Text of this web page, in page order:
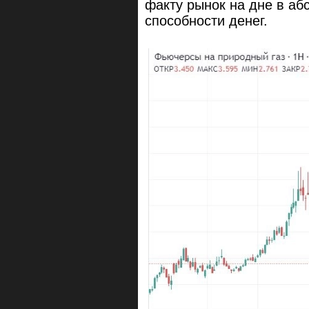
факту рынок на дне в
способности денег.